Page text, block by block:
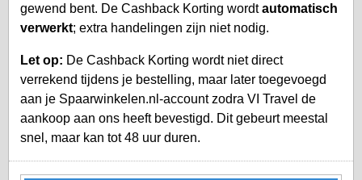
gewend bent. De Cashback Korting wordtautomatisch
verwerkt; extra handelingen zijn niet nodig.
Let op: De Cashback Korting wordt niet direct
verrekend tijdens je bestelling, maar later toegevoegd
aan je Spaarwinkelen.nl-accountzodra VI Travel de
aankoop aan ons heeft bevestigd. Dit gebeurt meestal
snel, maar kan tot 48 uur duren.